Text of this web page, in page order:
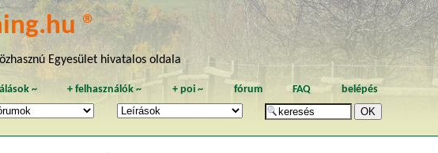
®
Egyesület hivatalos oldala
~ +felhasználók ~ + poi~ fórum FAQ belépés